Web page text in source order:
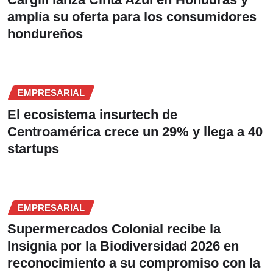
amplía su oferta para los consumidores
hondureños
EMPRESARIAL
El ecosistema insurtech de
Centroamérica crece un 29% y llega a 40
startups
EMPRESARIAL
Supermercados Colonial recibe la
Insignia por la Biodiversidad 2026 en
reconocimiento a su compromiso con la